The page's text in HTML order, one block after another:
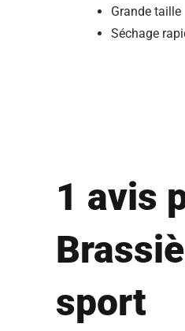
Grande taille
Séchage
1 avis
sport